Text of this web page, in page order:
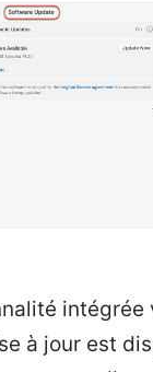
intégrée
à jour est